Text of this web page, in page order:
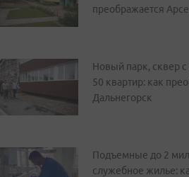
преображается
Новый парк, сквер
50 квартир: как
Дальнегорск
Подъемные до 2
служебное жилье: